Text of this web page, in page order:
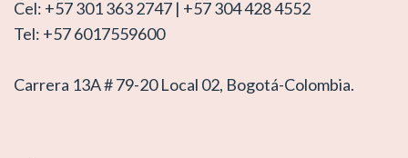
Cel: +57 301 363 2747 | +57 304 428 4552
Tel: +57 6017559600
Carrera 13A # 79-20 Local 02, Bogotá-Colombia.